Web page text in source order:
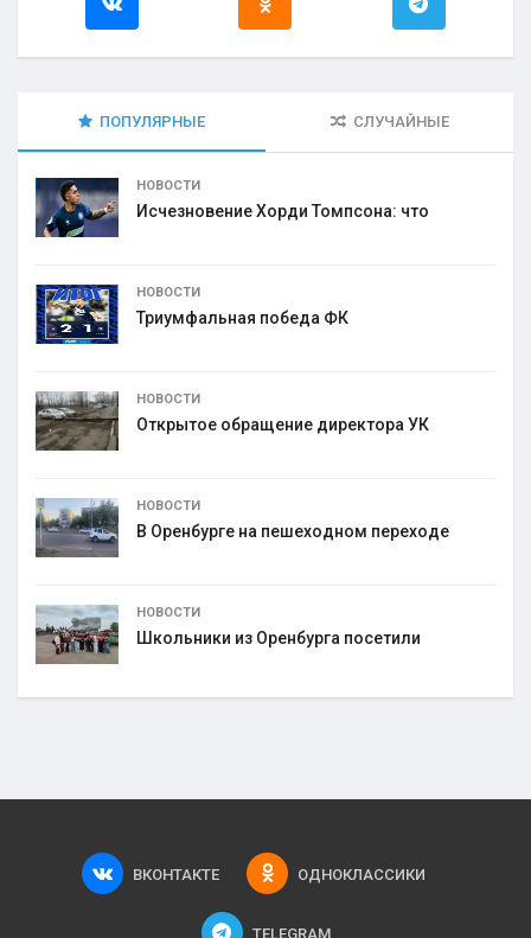
ПОПУЛЯРНЫЕ СЛУЧАЙНЫЕ
НОВОСТИ
Исчезновение Хорди Томпсона: что
НОВОСТИ
Триумфальная победа ФК
НОВОСТИ
Открытое обращение директора УК
НОВОСТИ
В Оренбурге на пешеходном переходе
НОВОСТИ
Школьники из Оренбурга посетили
ВКОНТАКТЕ ОДНОКЛАССИКИ
TELEGRAM